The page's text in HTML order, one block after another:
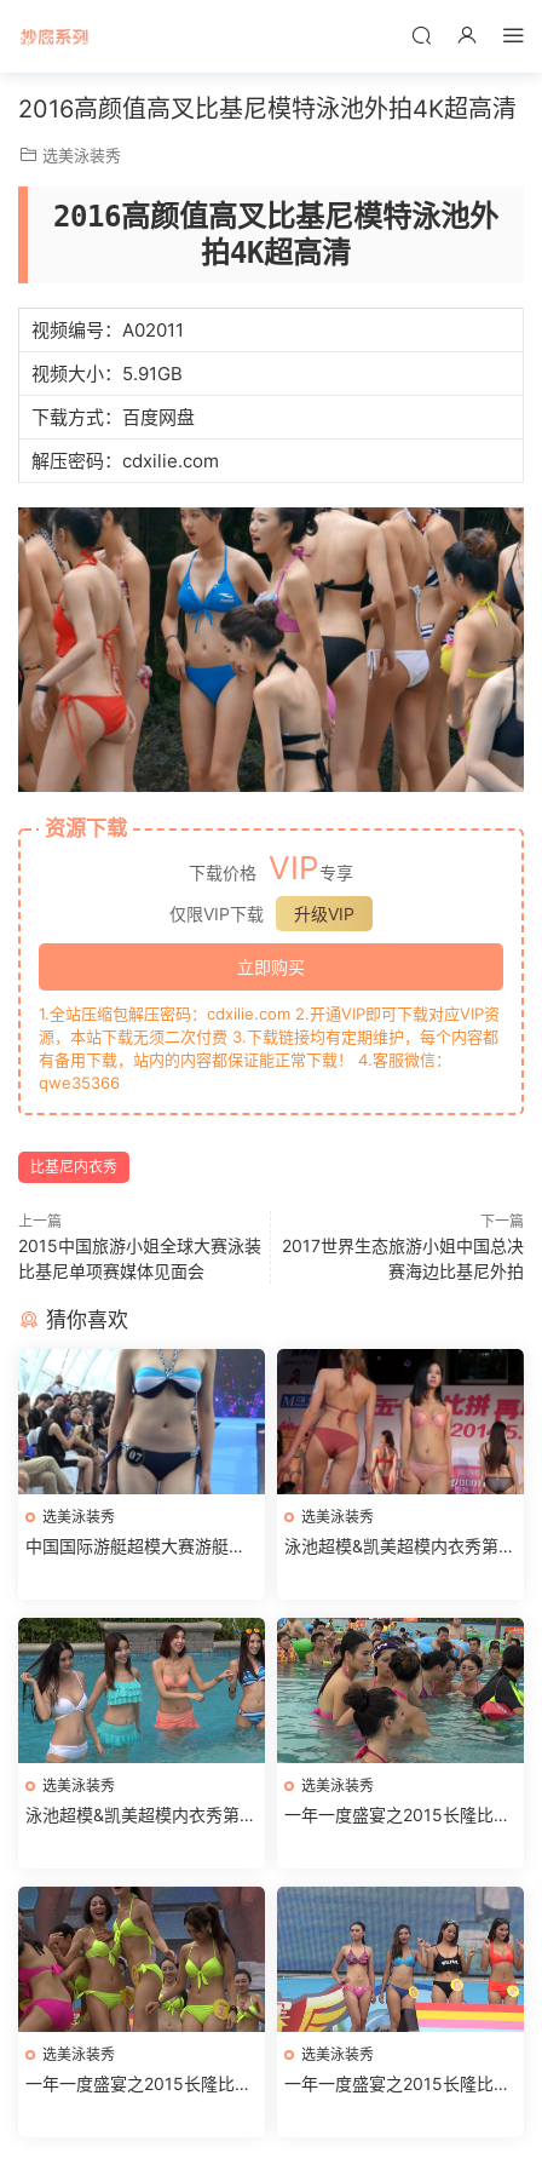
2016高颜值高叉比基尼模特泳池外拍4K超高清
选美泳装秀
2016高颜值高叉比基尼模特泳池外
拍4K超高清
视频编号：A02011
视频大小：5.91GB
下载方式：百度网盘
解压密码：cdxilie.com
资源下载
下载价格 VIP专享
仅限VIP下载
升级VIP
立即购买
1.全站压缩包解压密码：cdxilie.com 2.开通VIP即可下载对应VIP资
源，本站下载无须二次付费 3.下载链接均有定期维护，每个内容都
有备用下载，站内的内容都保证能正常下载！ 4.客服微信：
qwe35366
比基尼内衣秀
上一篇
2015中国旅游小姐全球大赛泳装
比基尼单项赛媒体见面会
下一篇
2017世界生态旅游小姐中国总决
赛海边比基尼外拍
猜你喜欢
选美泳装秀
中国国际游艇超模大赛游艇水
选美泳装秀
泳池超模&凯美超模内衣秀第3
选美泳装秀
泳池超模&凯美超模内衣秀第2
选美泳装秀
一年一度盛宴之2015长隆比基
选美泳装秀
一年一度盛宴之2015长隆比基
选美泳装秀
一年一度盛宴之2015长隆比基